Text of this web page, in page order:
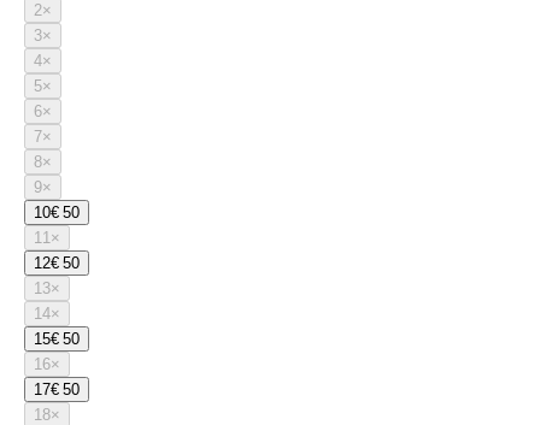
2×
3×
4×
5×
6×
7×
8×
9×
10€ 50
11×
12€ 50
13×
14×
15€ 50
16×
17€ 50
18×